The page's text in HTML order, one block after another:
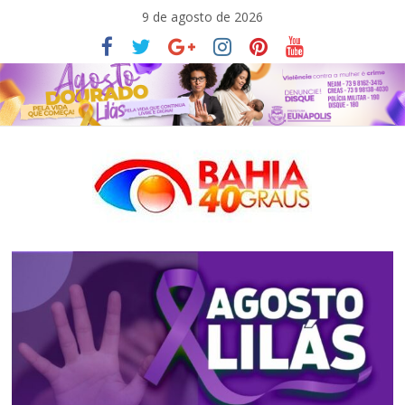
conteúdo
9 de agosto de 2026
Bahia40graus
Notícias
de
política,
meio